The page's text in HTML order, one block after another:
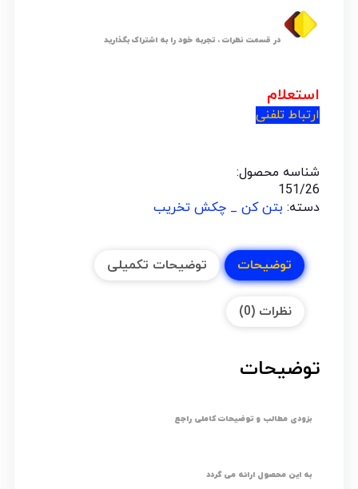
در قسمت نظرات ، تجربه خود را به اشتراک بگذارید
استعلام
ارتباط تلفنی
شناسه محصول:
151/26
دسته: بتن کن _ چکش تخریب
توضیحات توضیحات تکمیلی
نظرات (0)
توضیحات
بزودی مطالب و توضیحات کاملی راجع
به این محصول ارائه می گردد